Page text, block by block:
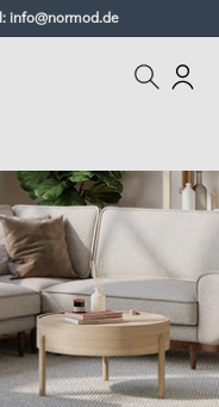
info@normod.de